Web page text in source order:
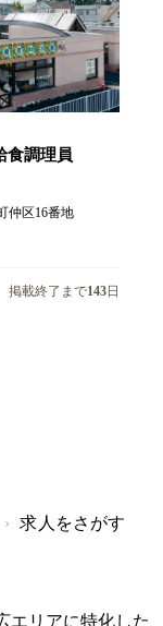
食調理員
仲区16番地
掲載終了まで143日
› 求人をさがす
エリアに特化した